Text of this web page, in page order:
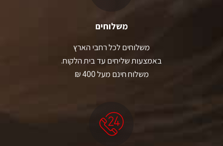
משלוחים
משלוחים לכל רחבי הארץ
באמצעות שליחים עד בית הלקוח.
משלוח חינם מעל 400 ₪